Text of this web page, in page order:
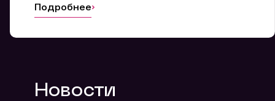
Подробнее
Новости